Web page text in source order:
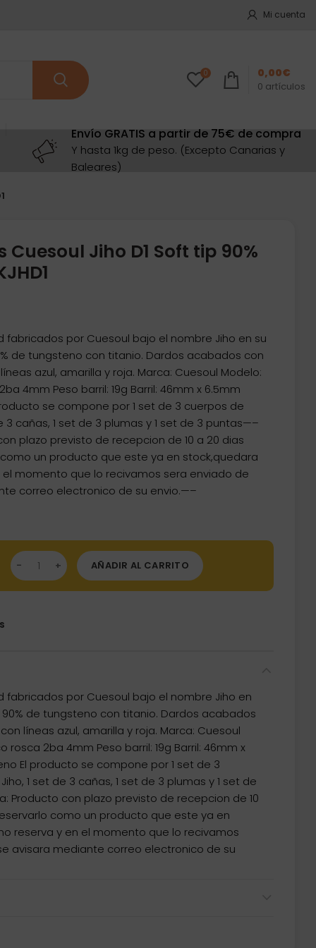
Mi cuenta
0
0 artículos
0,00€
Envío GRATIS a partir de 75€ de compra
Y hasta 1kg de peso. (Excepto Canarias y
Baleares)
Jiho D1 Soft tip 90%
por Cuesoul bajo el nombre Jiho en su
de tungsteno con titanio. Dardos acabados con
azul, amarilla y roja. Marca: Cuesoul Modelo:
4mm Peso barril: 19g Barril: 46mm x 6.5mm
se compone por 1 set de 3 cuerpos de
3 cañas, 1 set de 3 plumas y 1 set de 3 puntas—–
plazo previsto de recepcion de 10 a 20 dias
un producto que este ya en stock,quedara
momento que lo recivamos sera enviado de
correo electronico de su envio.—–
Cuesoul Jiho D1 Soft tip 90% 19g CSJH-90R19KJHD1 cantidad
AÑADIR AL CARRITO
por Cuesoul bajo el nombre Jiho en
90% de tungsteno con titanio. Dardos acabados
líneas azul, amarilla y roja. Marca: Cuesoul
rosca 2ba 4mm Peso barril: 19g Barril: 46mm x
El producto se compone por 1 set de 3
1 set de 3 cañas, 1 set de 3 plumas y 1 set de
Producto con plazo previsto de recepcion de 10
como un producto que este ya en
reserva y en el momento que lo recivamos
avisara mediante correo electronico de su